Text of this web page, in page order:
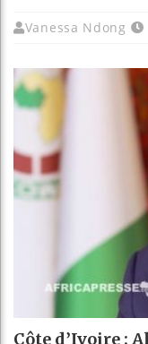
Vanessa Ndong
Côte d’Ivoire :